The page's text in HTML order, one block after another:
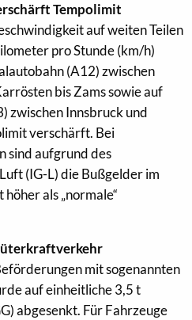
Tempolimit
auf weiten Teilen
pro Stunde (km/h)
(A12) zwischen
bis Zams sowie auf
zwischen Innsbruck und
verschärft. Bei
sind aufgrund des
(IG-L) die Bußgelder im
als „normale“
mit sogenannten
auf einheitliche 3,5 t
abgesenkt. Für Fahrzeuge